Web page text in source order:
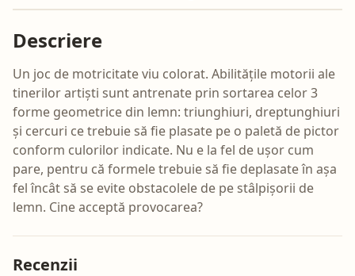
Descriere
Un joc de motricitate viu colorat. Abilitățile motorii ale
tinerilor artiști sunt antrenate prin sortarea celor 3
forme geometrice din lemn: triunghiuri, dreptunghiuri
și cercuri ce trebuie să fie plasate pe o paletă de pictor
conform culorilor indicate. Nu e la fel de ușor cum
pare, pentru că formele trebuie să fie deplasate în așa
fel încât să se evite obstacolele de pe stâlpișorii de
lemn. Cine acceptă provocarea?
Recenzii